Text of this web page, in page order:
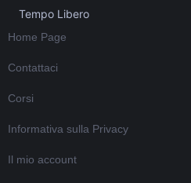
Tempo Libero
Home Page
Contattaci
Corsi
Informativa sulla Privacy
Il mio account